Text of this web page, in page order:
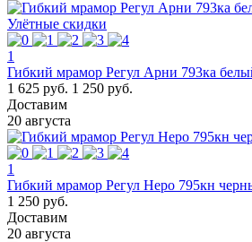
Улётные скидки
1
Гибкий мрамор Регул Арни 793ка
1 625 руб. 1 250 руб.
Доставим
20 августа
1
Гибкий мрамор Регул Неро 795кн
1 250 руб.
Доставим
20 августа